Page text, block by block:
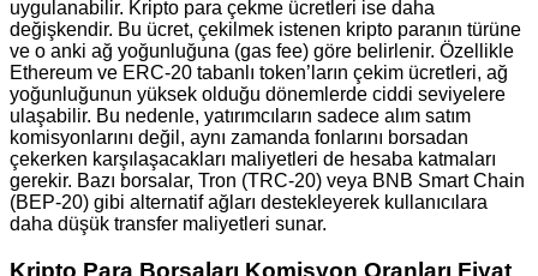
uygulanabilir. Kripto para çekme ücretleri ise daha
değişkendir. Bu ücret, çekilmek istenen kripto paranın türüne
ve o anki ağ yoğunluğuna (gas fee) göre belirlenir. Özellikle
Ethereum ve ERC-20 tabanlı token’ların çekim ücretleri, ağ
yoğunluğunun yüksek olduğu dönemlerde ciddi seviyelere
ulaşabilir. Bu nedenle, yatırımcıların sadece alım satım
komisyonlarını değil, aynı zamanda fonlarını borsadan
çekerken karşılaşacakları maliyetleri de hesaba katmaları
gerekir. Bazı borsalar, Tron (TRC-20) veya BNB Smart Chain
(BEP-20) gibi alternatif ağları destekleyerek kullanıcılara
daha düşük transfer maliyetleri sunar.
Kripto Para Borsaları Komisyon Oranları Fiyat